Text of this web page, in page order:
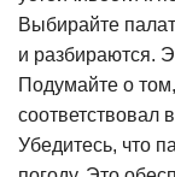
Выбирайте
и разбираются.
Подумайте о
соответствовал
Убедитесь, что